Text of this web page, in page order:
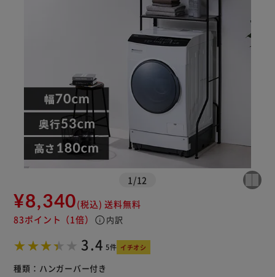
1 /12
¥8,340(税込) 送料無料
83ポイント （1倍） info 内訳
3.4 5件 イチオシ
種類： ハンガーバー付き
※ご確認ください
カートに入れる 購入手続きへ